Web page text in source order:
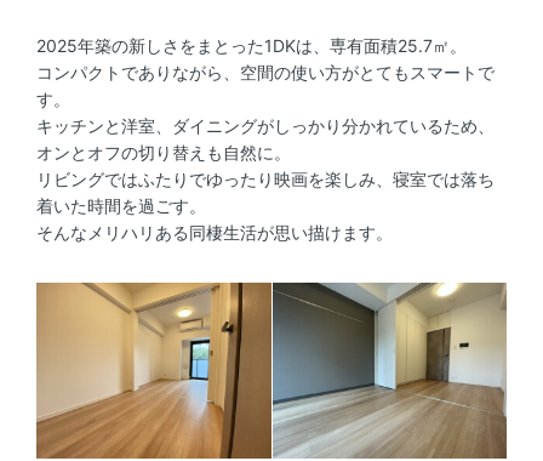
2025年築の新しさをまとった1DKは、専有面積25.7㎡。
コンパクトでありながら、空間の使い方がとてもスマートで
す。
キッチンと洋室、ダイニングがしっかり分かれているため、
オンとオフの切り替えも自然に。
リビングではふたりでゆったり映画を楽しみ、寝室では落ち
着いた時間を過ごす。
そんなメリハリある同棲生活が思い描けます。